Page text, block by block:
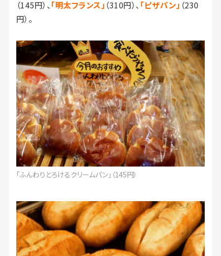
（145円）、「明太フランス」 （310円）、 「ピザパン」 （230
円）。
「ふんわりとろけるクリームパン」（145円）